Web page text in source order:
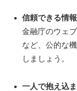
信頼できる情
金融庁のウェ
など、公的な
しましょう。
一人で抱え込